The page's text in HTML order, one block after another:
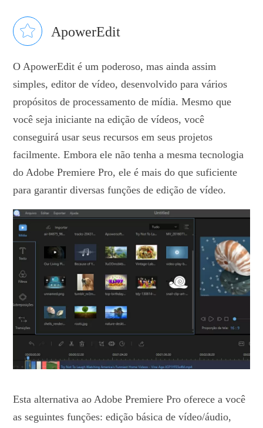
ApowerEdit
O ApowerEdit é um poderoso, mas ainda assim
simples, editor de vídeo, desenvolvido para vários
propósitos de processamento de mídia. Mesmo que
você seja iniciante na edição de vídeos, você
conseguirá usar seus recursos em seus projetos
facilmente. Embora ele não tenha a mesma tecnologia
do Adobe Premiere Pro, ele é mais do que suficiente
para garantir diversas funções de edição de vídeo.
Esta alternativa ao Adobe Premiere Pro oferece a você
as seguintes funções: edição básica de vídeo/áudio,